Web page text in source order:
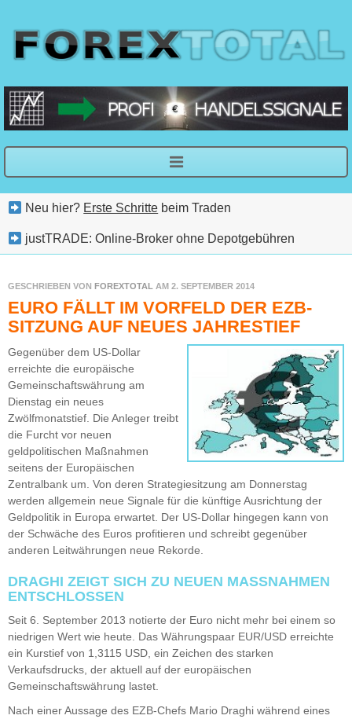
Neu hier? Erste Schritte beim Traden
justTRADE: Online-Broker ohne Depotgebühren
GESCHRIEBEN VON FOREXTOTAL AM 2. SEPTEMBER 2014
EURO FÄLLT IM VORFELD DER EZB-
SITZUNG AUF NEUES JAHRESTIEF
Gegenüber dem US-Dollar
erreichte die europäische
Gemeinschaftswährung am
Dienstag ein neues
Zwölfmonatstief. Die Anleger treibt
die Furcht vor neuen
geldpolitischen Maßnahmen
seitens der Europäischen
Zentralbank um. Von deren Strategiesitzung am Donnerstag
werden allgemein neue Signale für die künftige Ausrichtung der
Geldpolitik in Europa erwartet. Der US-Dollar hingegen kann von
der Schwäche des Euros profitieren und schreibt gegenüber
anderen Leitwährungen neue Rekorde.
DRAGHI ZEIGT SICH ZU NEUEN MASSNAHMEN E
NTSCHLOSSEN
Seit 6. September 2013 notierte der Euro nicht mehr bei einem so
niedrigen Wert wie heute. Das Währungspaar EUR/USD erreichte
ein Kurstief von 1,3115 USD, ein Zeichen des starken
Verkaufsdrucks, der aktuell auf der europäischen
Gemeinschaftswährung lastet.
Nach einer Aussage des EZB-Chefs Mario Draghi während eines